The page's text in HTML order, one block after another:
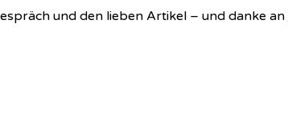
und den lieben Artikel – und danke an